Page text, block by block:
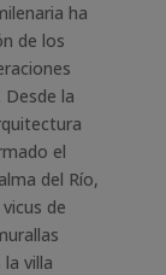
ha
de los
la
el
del Río,
de
villa